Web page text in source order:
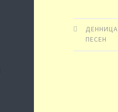
ДЕННИЦА
ПЕСЕН